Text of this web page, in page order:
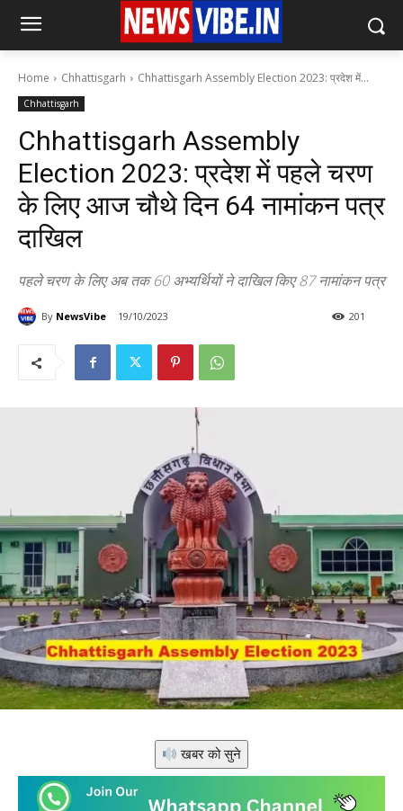
Home Chhattisgarh Chhattisgarh Assembly Election 2023: प्रदेश में...
Chhattisgarh
Chhattisgarh Assembly
Election 2023: प्रदेश में पहले चरण
के लिए आज चौथे दिन 64 नामांकन पत्र
दाखिल
पहले चरण के लिए अब तक 60 अभ्यर्थियों ने दाखिल किए 87 नामांकन पत्र
By NewsVibe 19/10/2023 201
खबर को सुने